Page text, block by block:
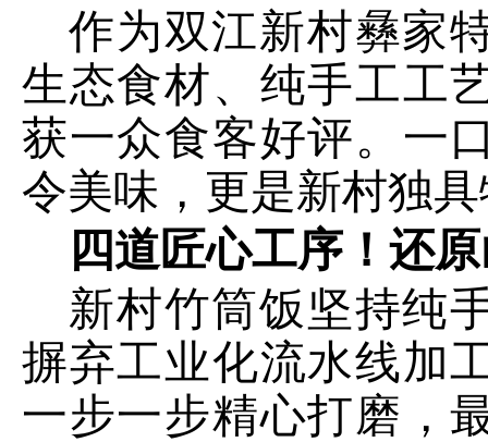
作为双江新村彝家
生态食材、纯手工工
获一众食客好评。一
令美味，更是新村独
四道匠心工序！还
新村竹筒饭坚持纯
摒弃工业化流水线加
一步一步精心打磨，